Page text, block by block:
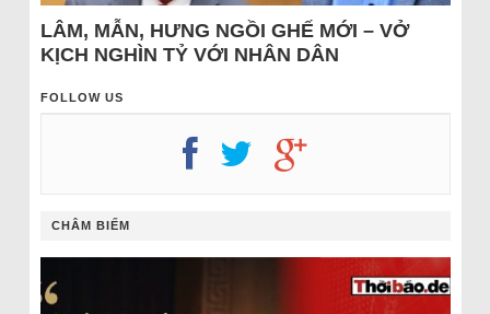
LÂM, MẪN, HƯNG NGỒI GHẾ MỚI – VỞ
KỊCH NGHÌN TỶ VỚI NHÂN DÂN
FOLLOW US
CHÂM BIẾM